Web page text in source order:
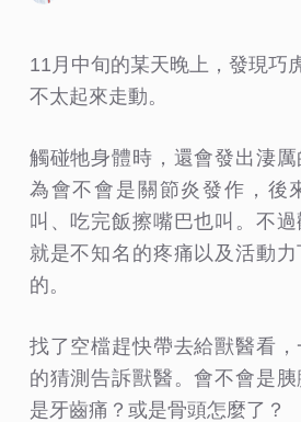
11月中旬的某天晚上，發現巧
不太起來走動。
觸碰牠身體時，還會發出淒
為會不會是關節炎發作，後
叫、吃完飯擦嘴巴也叫。不過
就是不知名的疼痛以及活動
的。
找了空檔趕快帶去給獸醫看
的猜測告訴獸醫。會不會是
是牙齒痛？或是骨頭怎麼了？